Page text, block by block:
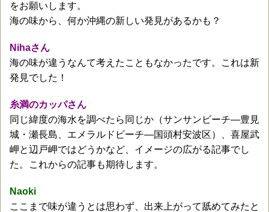
をお願いします。
海の味から、何か沖縄の新しい発見があるかも？
Nihaさん
海の味が違うなんて考えたこともなかったです。これは新
発見でした！
糸満のカッパさん
同じ緯度の海水を調べたら同じか（サンサンビーチ―豊見
城・瀬長島、エメラルドビーチ―国頭村安波区）、喜屋武
岬と辺戸岬ではどうかなど、イメージの広がる記事でし
た。これからの記事も期待します。
Naoki
ここまで味が違うとは思わず、出来上がって舐めてみたと